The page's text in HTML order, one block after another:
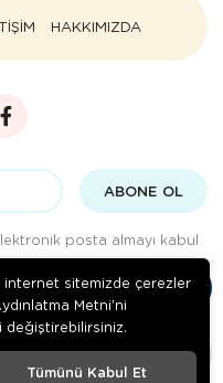
HAKKIMIZDA
ABONE OL
posta almayı kabul
internet sitemizde çerezler
Metni’ni
değiştirebilirsiniz.
Tümünü Kabul Et